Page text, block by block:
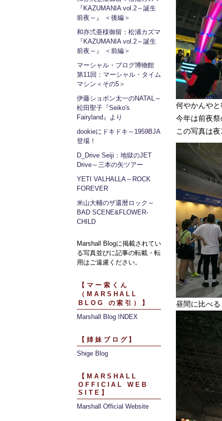
『KAZUMANIA vol.2～誕生
前夜～』 ＜後編＞
和亦弍亜様御留：松浦カズマ
『KAZUMANIA vol.2～誕生
前夜～』 ＜前編＞
マーシャル・ブログ博物館
第11回：マーシャル・タイム
マシン＜その5＞
伊藤ショボン太一のNATAL～
松田聖子『Seiko's
Fairyland』より
dookieにドキドキ～1959BJA
登場！
D_Drive Seiji：地獄のJET
Drive～三本の矢ツアー
YETI VALHALLA～ROCK
FOREVER
米山大輔のザ還暦ロック～
BAD SCENE&FLOWER-
CHILD
Marshall Blogに掲載されてい
る写真並びに記事の転載・転
用はご遠慮ください。
【マー索くん
（MARSHALL
BLOG の索引）】
Marshall Blog INDEX
【姉妹ブログ】
Shige Blog
【MARSHALL
OFFICIAL WEB
SITE】
Marshall Official Website
何やかんや
今年は前夜
この写真は
昼間に比べ